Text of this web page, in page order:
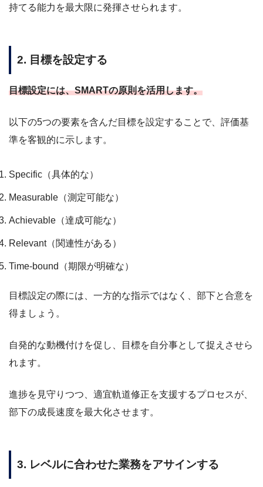
持てる能力を最大限に発揮させられます。
2. 目標を設定する
目標設定には、SMARTの原則を活用します。
以下の5つの要素を含んだ目標を設定することで、評価基
準を客観的に示します。
Specific（具体的な）
Measurable（測定可能な）
Achievable（達成可能な）
Relevant（関連性がある）
Time-bound（期限が明確な）
目標設定の際には、一方的な指示ではなく、部下と合意を
得ましょう。
自発的な動機付けを促し、目標を自分事として捉えさせら
れます。
進捗を見守りつつ、適宜軌道修正を支援するプロセスが、
部下の成長速度を最大化させます。
3. レベルに合わせた業務をアサインする